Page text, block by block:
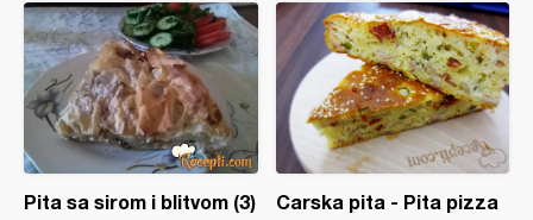
Pita sa sirom i blitvom (3) Carska pita - Pita pizza